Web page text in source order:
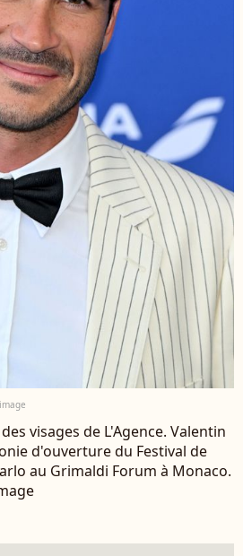
visages de L'Agence. Valentin
d'ouverture du Festival de
au Grimaldi Forum à Monaco.